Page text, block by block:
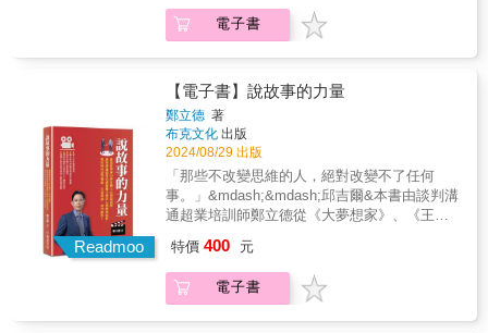
又是什麼？ 化身銷售大師：以精彩、大膽的
表演來推銷構想。 放出合理化煙幕：用自己
的「標準表格」讓對方信以為真。 運用最省
有利於己的選擇。 設下時間陷阱：誘導對方
投入最多時間或金錢，投入愈多，愈難以放棄
交易。 打造廢物計畫：以對方無法接受的方
案，讓他接受我方真正想要的方案。「羅斯是
天生的談判好手，他面對手上的任何一場談
判，都很清楚該怎麼進行、對方缺什麼、需要
什麼，以及如何達成使命！」──唐納．川普
主持人、台北談判研究發展協會理事長、東吳
大學政治系教授
事》等七部好萊塢經典電影，解析影片中各項
人際溝通及談判的技巧運用。&本書特色★深入
人入勝的故事★強調正確的談判溝通心態和價
值觀&專文推薦華人界談判大師、東吳大學政治
系教授/劉必榮瀚草文創策略暨執行長/吳明憲&
自序/戲如人生，人生如戲我從小就愛看電影，
特別喜歡在黑漆漆的電影院裡，一個人進入電
影情節，身歷其境，冒險探索的感覺，在那個
有限的時空裡，彷彿暫時與現實世界脫勾隔
離，無憂無慮。長大後才發現，原來電影裡的
主角們煩惱好多、生活好複雜，困難重重，而
編），真是印證了「戲如人生，人生如戲」這
句話。&從2019年4月1日起，我在
YouTube「鄭立德的談判溝通超業學院」頻道
電子書
Readmoo
【電子書】說故事的力量
鄭立德 著
布克文化 出版
2024/08/29 出版
「那些不改變思維的人，絕對改變不了任何
事。」&mdash;&mdash;邱吉爾&本書由談判溝
通超業培訓師鄭立德從《大夢想家》、《王牌
《刺激1995》、《最黑暗的時刻》、《婚姻故
事》等七部好萊塢經典電影，解析影片中各項
人際溝通及談判的技巧運用。&本書特色★深入
特價 400 元
電子書